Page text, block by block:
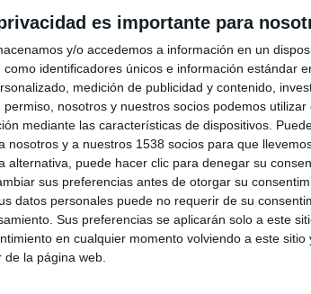
es importante para
y/o accedemos a información en un
identificadores únicos e información estándar
medición de publicidad y contenido,
permiso, nosotros y nuestros socios podemos utilizar
mediante las características de dispositivos.
nosotros y a nuestros 1538 socios para que
alternativa, puede hacer clic para denegar su
sus preferencias antes de otorgar su
datos personales puede no requerir de su
Sus preferencias se aplicarán solo a este
en cualquier momento volviendo a este sitio
de la página web.